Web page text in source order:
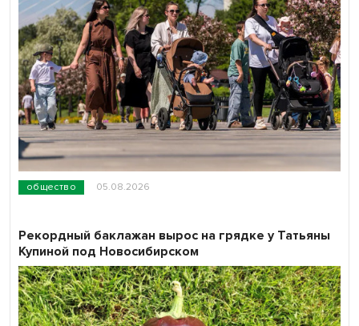
общество 05.08.2026
Рекордный баклажан вырос на грядке у Татьяны
Купиной под Новосибирском